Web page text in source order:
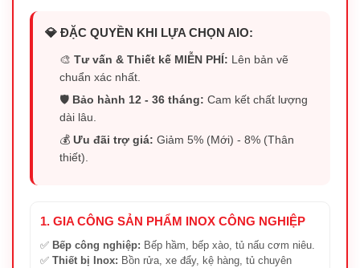
💎 ĐẶC QUYỀN KHI LỰA CHỌN AIO:
🎨Tư vấn & Thiết kế MIỄN PHÍ: Lên bản vẽ
chuẩn xác nhất.
🛡️ Bảo hành 12 - 36 tháng: Cam kết chất lượng
dài lâu.
💰Ưu đãi trợ giá: Giảm 5% (Mới) - 8% (Thân
thiết).
1. GIA CÔNG SẢN PHẨM INOX CÔNG NGHIỆP
✅ Bếp công nghiệp: Bếp hầm, bếp xào, tủ nấu cơm niêu.
✅ Thiết bị Inox: Bồn rửa, xe đẩy, kệ hàng, tủ chuyên